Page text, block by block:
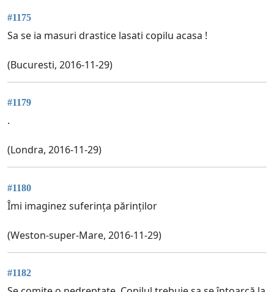
#1175
Sa se ia masuri drastice lasati copilu acasa !
(Bucuresti, 2016-11-29)
#1179
.
(Londra, 2016-11-29)
#1180
Îmi imaginez suferința părinților
(Weston-super-Mare, 2016-11-29)
#1182